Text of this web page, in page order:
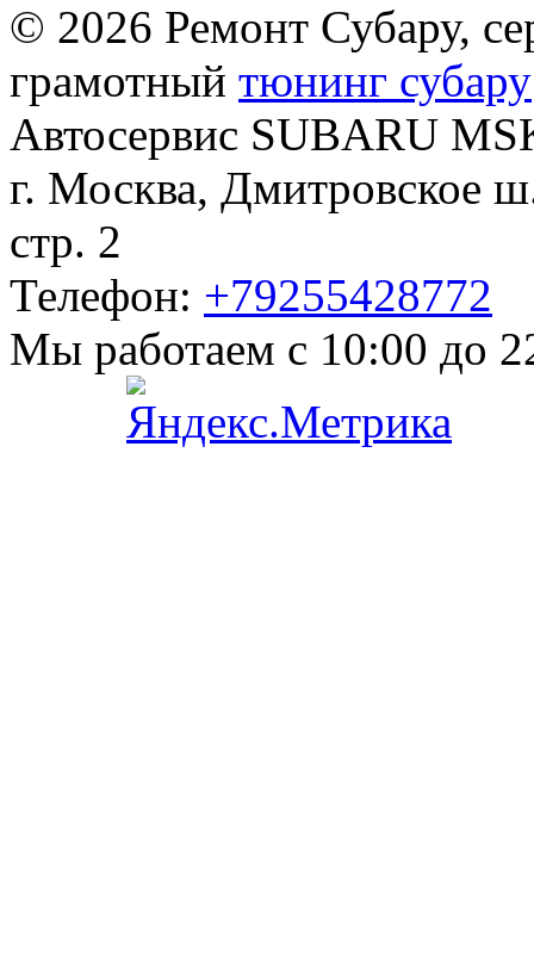
© 2026 Ремонт Субару,
грамотный тюнинг субару
Автосервис SUBARU
г. Москва, Дмитровское
стр. 2
Телефон: +79255428772
Мы работаем с 10:00 до